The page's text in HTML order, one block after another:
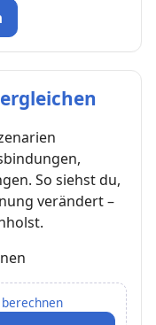
So siehst du,
verändert –